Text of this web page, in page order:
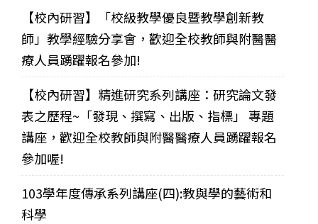
【校內研習】「校級教學優良暨教學創新教
師」教學經驗分享會，歡迎全校教師與附醫醫
療人員踴躍報名參加!
【校內研習】精進研究系列講座：研究論文發
表之歷程~「發現、撰寫、出版、指標」 專題
講座，歡迎全校教師與附醫醫療人員踴躍報名
參加喔!
103學年度傳承系列講座(四):教與學的藝術和
科學